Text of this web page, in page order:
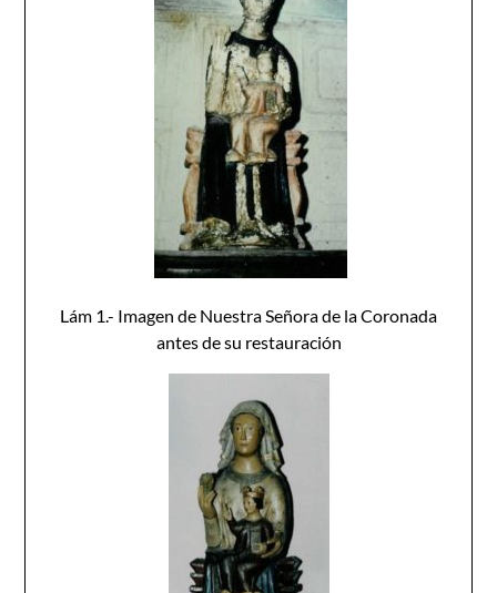
Lám 1.- Imagen de Nuestra Señora de la Coronada
antes de su restauración